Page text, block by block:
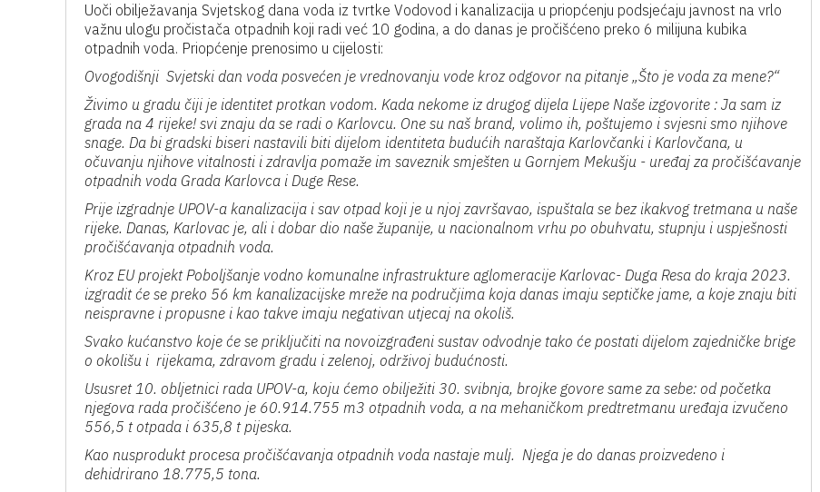
Uoči obilježavanja Svjetskog dana voda iz tvrtke Vodovod i kanalizacija u priopćenju podsjećaju javnost na vrlo
važnu ulogu pročistača otpadnih koji radi već 10 godina, a do danas je pročišćeno preko 6 milijuna kubika
otpadnih voda. Priopćenje prenosimo u cijelosti:
Ovogodišnji Svjetski dan voda posvećen je vrednovanju vode kroz odgovor na pitanje „Što je voda za mene?“
Živimo u gradu čiji je identitet protkan vodom. Kada nekome iz drugog dijela Lijepe Naše izgovorite : Ja sam iz
grada na 4 rijeke! svi znaju da se radi o Karlovcu. One su naš brand, volimo ih, poštujemo i svjesni smo njihove
snage. Da bi gradski biseri nastavili biti dijelom identiteta budućih naraštaja Karlovčanki i Karlovčana, u
očuvanju njihove vitalnosti i zdravlja pomaže im saveznik smješten u Gornjem Mekušju - uređaj za pročišćavanje
otpadnih voda Grada Karlovca i Duge Rese.
Prije izgradnje UPOV-a kanalizacija i sav otpad koji je u njoj završavao, ispuštala se bez ikakvog tretmana u naše
rijeke. Danas, Karlovac je, ali i dobar dio naše županije, u nacionalnom vrhu po obuhvatu, stupnju i uspješnosti
pročišćavanja otpadnih voda.
Kroz EU projekt Poboljšanje vodno komunalne infrastrukture aglomeracije Karlovac- Duga Resa do kraja 2023.
izgradit će se preko 56 km kanalizacijske mreže na područjima koja danas imaju septičke jame, a koje znaju biti
neispravne i propusne i kao takve imaju negativan utjecaj na okoliš.
Svako kućanstvo koje će se priključiti na novoizgrađeni sustav odvodnje tako će postati dijelom zajedničke brige
o okolišu i rijekama, zdravom gradu i zelenoj, održivoj budućnosti.
Ususret 10. obljetnici rada UPOV-a, koju ćemo obilježiti 30. svibnja, brojke govore same za sebe: od početka
njegova rada pročišćeno je 60.914.755 m3 otpadnih voda, a na mehaničkom predtretmanu uređaja izvučeno
556,5 t otpada i 635,8 t pijeska.
Kao nusprodukt procesa pročišćavanja otpadnih voda nastaje mulj. Njega je do danas proizvedeno i
dehidrirano 18.775,5 tona.